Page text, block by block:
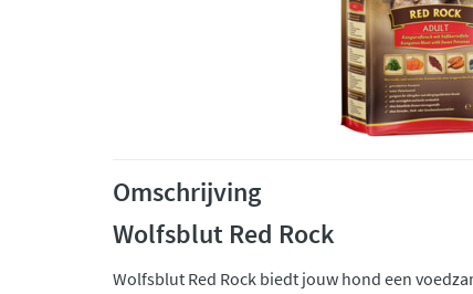
Omschrijving
Wolfsblut Red Rock
Wolfsblut Red Rock biedt jouw hond een